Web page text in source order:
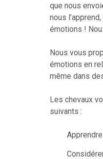
que nous
nous
émotions !
Nous vous
émotions en
même dans
Les chevaux
suivants :